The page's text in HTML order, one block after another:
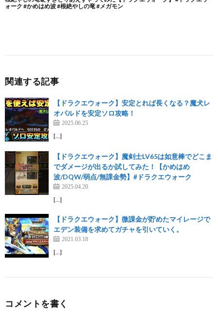
関連する記事
【ドラクエウォーク】安定とれば長くなる？魔犬レ
オパルドを安定ソロ攻略！
2025.06.25
[…]
【ドラクエウォーク】魔剣士LV65は如意棒でどこま
でダメージが出るか試してみた！【かめはめ
波/DQW/弱点/無課金勢】#ドラクエウォーク
2025.04.20
[…]
【ドラクエウォーク】微課金が貯めたマイレージで
エデン装備を求めてガチャを引いていく。
2021.03.18
[…]
コメントを書く